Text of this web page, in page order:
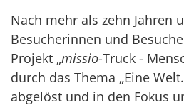
Nach mehr als zehn Jahren
Besucherinnen und
Projekt „missio-Truck -
durch das Thema „Eine
abgelöst und in den Fokus